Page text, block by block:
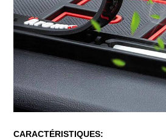
CARACTÉRISTIQUES: